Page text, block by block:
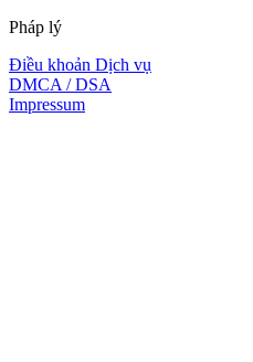
Pháp lý
Điều khoản Dịch vụ
DMCA / DSA
Impressum